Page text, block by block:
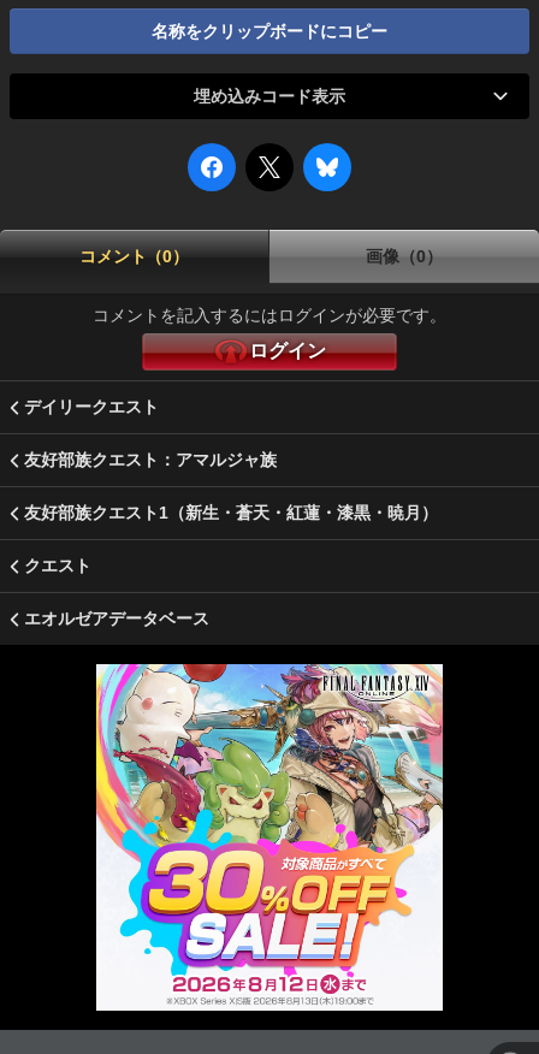
名称をクリップボードにコピー
埋め込みコード表示
コメント（0） 画像（0）
コメントを記入するにはログインが必要です。
ログイン
デイリークエスト
友好部族クエスト：アマルジャ族
友好部族クエスト1（新生・蒼天・紅蓮・漆黒・暁月）
クエスト
エオルゼアデータベース